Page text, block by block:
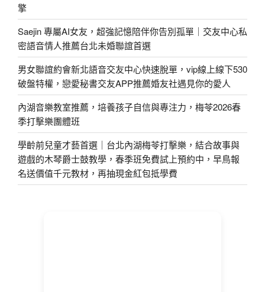
擎
Saejin 專屬AI女友，超強記憶陪伴你告別孤單｜交友中心私
密語音情人推薦台北未婚聯誼首選
男女聯誼約會新北語音交友中心快速脫單，vip線上線下530
破盤特權，戀愛秘書交友APP推薦婚友社遇見你的愛人
內湖音樂教室推薦，培養孩子自信與專注力，梅苓2026春
季打擊樂團體班
學齡前兒童才藝首選｜台北內湖梅苓打擊樂，結合故事與
遊戲的木琴爵士鼓教學，春季班免費試上預約中，早鳥報
名送價值千元教材，再抽現金紅包抵學費